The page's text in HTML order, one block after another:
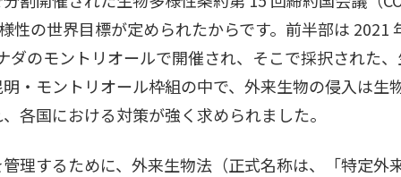
性の世界目標が定められたからです。前半部は 2021
ダのモントリオールで開催され、そこで採択された
・モントリオール枠組の中で、外来生物の侵入は生
各国における対策が強く求められました。
理するために、外来生物法（正式名称は、「特定外